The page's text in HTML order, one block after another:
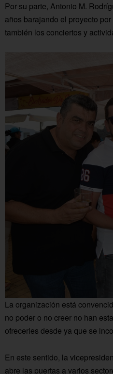
Por su parte, Antonio M.
años barajando el proyecto
también los conciertos y
La organización está
no poder o no creer no han
ofrecerles desde ya que se
En este sentido, la
abre las puertas a varios